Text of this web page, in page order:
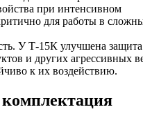
при интенсивном
для работы в
У Т‑15К улучшена защита
и других агрессивных
к их воздействию.